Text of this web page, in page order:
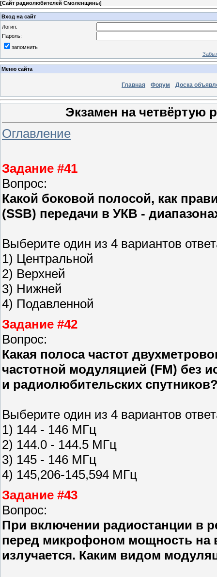
[Сайт радиолюбителей Смоленщины]
Вход на сайт
Логин:
Пароль:
запомнить
Меню сайта
Главная Форум Доска
Экзамен на четвёртую
Оглавление
Задание #41
Вопрос:
Какой боковой полосой, как
(SSB) передачи в УКВ -
Выберите один из 4 вариантов
1) Центральной
2) Верхней
3) Нижней
4) Подавленной
Задание #42
Вопрос:
Какая полоса частот
частотной модуляцией (FM) без
и радиолюбительских
Выберите один из 4 вариантов
1) 144 - 146 МГц
2) 144.0 - 144.5 МГц
3) 145 - 146 МГц
4) 145,206-145,594 МГц
Задание #43
Вопрос:
При включении радиостанции в
перед микрофоном мощность на
излучается. Каким видом